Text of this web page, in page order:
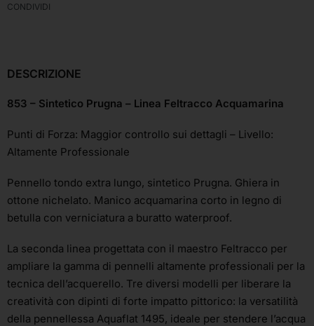
CONDIVIDI
DESCRIZIONE
853 – Sintetico Prugna – Linea Feltracco Acquamarina
Punti di Forza: Maggior controllo sui dettagli – Livello:
Altamente Professionale
Pennello tondo extra lungo, sintetico Prugna. Ghiera in
ottone nichelato. Manico acquamarina corto in legno di
betulla con verniciatura a buratto waterproof.
La seconda linea progettata con il maestro Feltracco per
ampliare la gamma di pennelli altamente professionali per la
tecnica dell’acquerello. Tre diversi modelli per liberare la
creatività con dipinti di forte impatto pittorico: la versatilità
della pennellessa Aquaflat 1495, ideale per stendere l’acqua